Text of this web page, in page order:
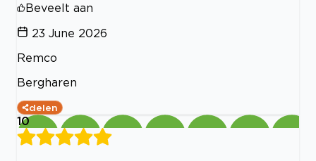
Beveelt aan
23 June 2026
Remco
Bergharen
delen
10